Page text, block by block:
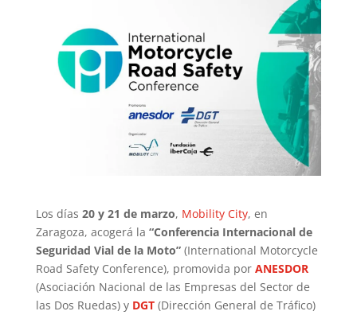
Los días 20 y 21 de marzo, Mobility City, en
Zaragoza, acogerá la “Conferencia Internacional de
Seguridad Vial de la Moto”(International Motorcycle
Road Safety Conference), promovida por ANESDOR
(Asociación Nacional de las Empresas del Sector de
las Dos Ruedas) y DGT(Dirección General de Tráfico)